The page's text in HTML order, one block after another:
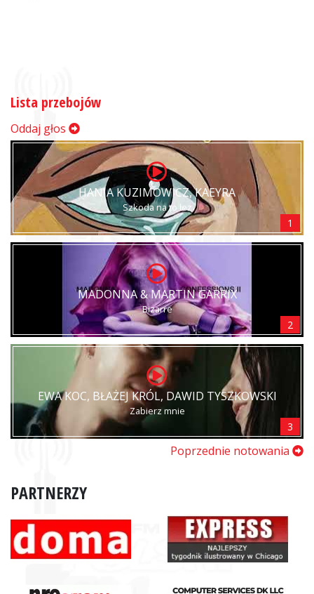
Lista przebojów
Oddaj głos
HANIA KUZIMOWICZ, KAEYRA
Szkoda na to łez
1
MADONNA & MARTIN GARRIX
Bizarre
2
EWA KOC, BŁAŻEJ KRÓL, DAWID TYSZKOWSKI
Zabierz mnie
3
Poprzednie notowania
PARTNERZY